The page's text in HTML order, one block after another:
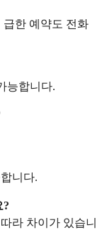
급한 예약도 전화
능합니다.
니다.
?
라 차이가 있습니